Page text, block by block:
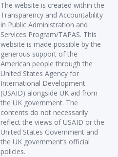
The website is created within the
Transparency and Accountability
in Public Administration and
Services Program/TAPAS. This
website is made possible by the
generous support of the
American people through the
United States Agency for
International Development
(USAID) alongside UK aid from
the UK government. The
contents do not necessarily
reflect the views of USAID or the
United States Government and
the UK government’s official
policies.